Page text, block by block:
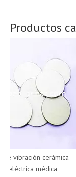
Productos
vibración cerámica
médica